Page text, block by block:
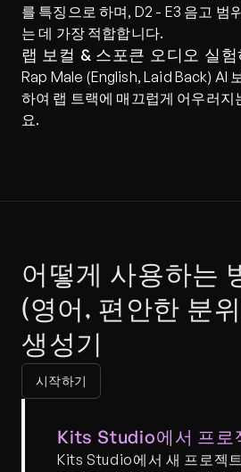
를 특징으로 하며, D2 - E3 음고 범
는 데 가장 적합합니다.
랩 보컬 & 스포큰 오디오 실험
Rap Male (English, Laid Back) AI
하여 랩 트랙에 매끄럽게 어우러지
요.
어떻게 사용하는
(영어, 편안한 분
생성기
시작하기
Kits Studio에서 프로
Kits Studio에서 새 프로젝